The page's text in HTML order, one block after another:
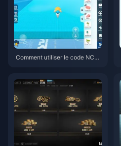
Comment utiliser le code NCR